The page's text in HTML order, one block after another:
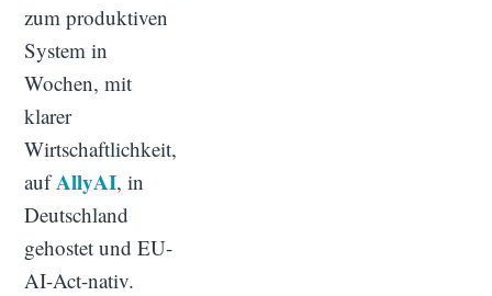
zum produktiven
System in
Wochen, mit
klarer
Wirtschaftlichkeit,
aufAllyAI, in
Deutschland
gehostet und EU-
AI-Act-nativ.